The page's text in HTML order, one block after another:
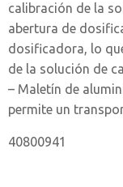
calibración de la
abertura de
dosificadora, lo
de la solución de
– Maletín de
permite un
40800941